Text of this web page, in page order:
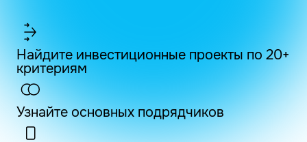
Найдите инвестиционные проекты по 20+
критериям
Узнайте основных подрядчиков